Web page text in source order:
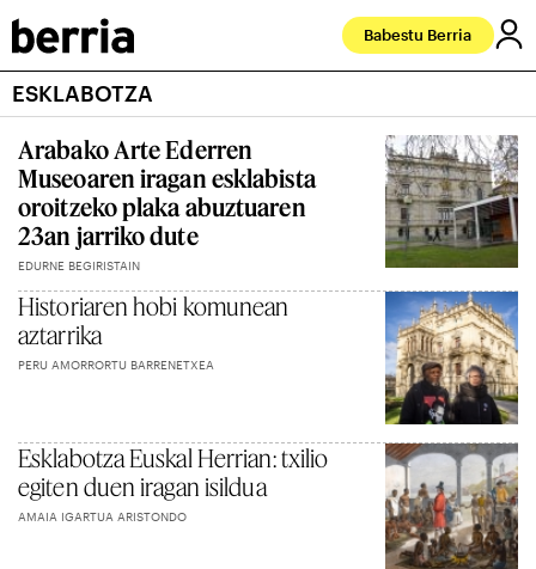
Babestu Berria
ESKLABOTZA
Arabako Arte Ederren
Museoaren iragan esklabista
oroitzeko plaka abuztuaren
23an jarriko dute
EDURNE BEGIRISTAIN
Historiaren hobi komunean
aztarrika
PERU AMORRORTU BARRENETXEA
Esklabotza Euskal Herrian: txilio
egiten duen iragan isildua
AMAIA IGARTUA ARISTONDO